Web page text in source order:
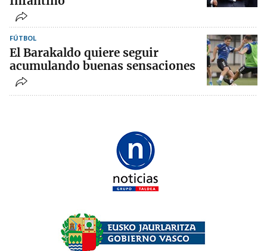
FÚTBOL
El Barakaldo quiere seguir
acumulando buenas sensaciones